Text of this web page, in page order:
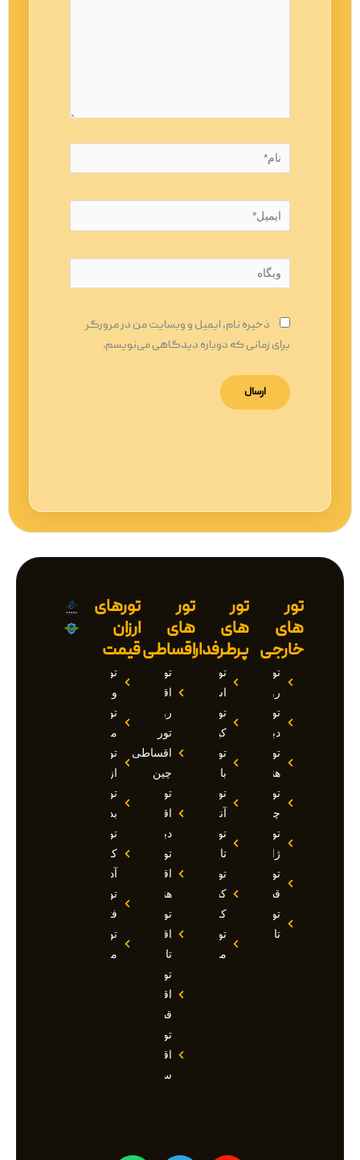
نام*
ایمیل*
وبگاه
ذخیره نام، ایمیل و وبسایت من در مرورگر
برای زمانی که دوباره دیدگاهی می‌نویسم.
تور
های
خارجی
تور
روسیه
تور
دبی
تور
هند
تور
چین
تور
ژاپن
تور
قطر
تور
تاجیکستان
تور
های
پرطرفدار
تور
استانبول
تور
کیش
تور
بالی
تور
آنتالیا
تور
تایلند
تور
کشتی
کروز
تور
مالدیو
تور
های
اقساطی
تور
اقساطی
روسیه
تور
اقساطی
چین
تور
اقساطی
دبی
تور
اقساطی
هند
تور
اقساطی
تاجیکستان
تور
اقساطی
قطر
تور
اقساطی
سوچی
تورهای
ارزان
قیمت
تور
وان
تور
مارماریس
تور
ازمیر
تور
بدروم
تور
کوش
آداسی
تور
فتحیه
تور
مالزی